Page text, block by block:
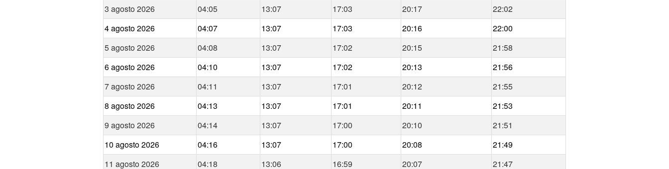
3 agosto 2026
04:05 13:07 17:03 20:17
22:02
4 agosto 2026
04:07 13:07 17:03 20:16
22:00
5 agosto 2026
04:08 13:07 17:02 20:15
21:58
6 agosto 2026
04:10 13:07 17:02 20:13
21:56
7 agosto 2026
04:11 13:07 17:01 20:12
21:55
8 agosto 2026
04:13 13:07 17:01 20:11
21:53
9 agosto 2026
04:14 13:07 17:00 20:10
21:51
10 agosto 2026
04:16 13:07 17:00 20:08
21:49
11 agosto 2026
04:18 13:06 16:59 20:07
21:47